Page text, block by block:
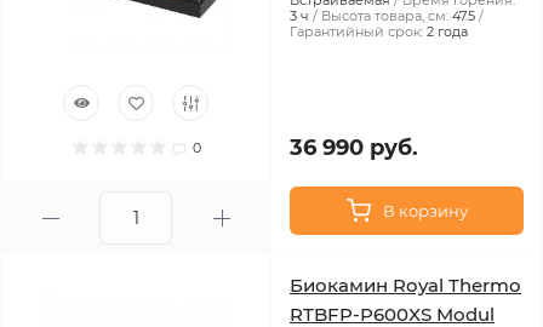
0
3 ч
Высота товара, см: 47.5
Гарантийный срок: 2 года
36 990 руб.
В корзину
Биокамин Royal Thermo
RTBFP-P600XS Modul